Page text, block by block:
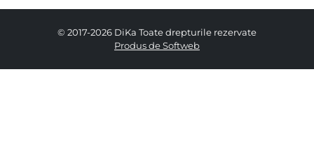
© 2017-2026 DiKa Toate drepturile rezervate
Produs de Softweb